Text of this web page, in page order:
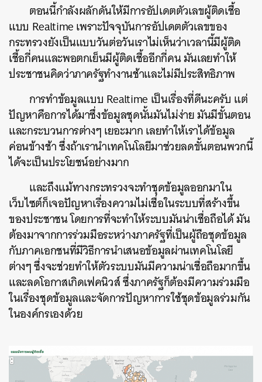
ตอนนี้กำลังผลักดันให้มีการอัปเดตตัวเลขผู้ติดเชื้อ
แบบ Realtime เพราะปัจจุบันการอัปเดตตัวเลขของ
กระทรวงยังเป็นแบบวันต่อวันเราไม่เห็นว่าเวลานี้มีผู้ติด
เชื้อกี่คนและพอตกเย็นมีผู้ติดเชื้ออีกกี่คน มันเลยทำให้
ประชาชนคิดว่าภาครัฐทำงานช้าและไม่มีประสิทธิภาพ
การทำข้อมูลแบบ Realtime เป็นเรื่องที่ดีนะครับ แต่
ปัญหาคือการได้มาซึ่งข้อมูลชุดนั้นมันไม่ง่าย มันมีขั้นตอน
และกระบวนการต่างๆ เยอะมาก เลยทำให้เราได้ข้อมูล
ค่อนข้างช้า ซึ่งถ้าเรานำเทคโนโลยีมาช่วยลดขั้นตอนพวกนี้
ได้จะเป็นประโยชน์อย่างมาก
และถึงแม้ทางกระทรวงจะทำชุดข้อมูลออกมาใน
เว็บไซต์ก็เจอปัญหาเรื่องความไม่เชื่อในระบบที่สร้างขึ้น
ของประชาชน โดยการที่จะทำให้ระบบมันน่าเชื่อถือได้ มัน
ต้องมาจากการร่วมมือระหว่างภาครัฐที่เป็นผู้ถือชุดข้อมูล
กับภาคเอกชนที่มีวิธีการนำเสนอข้อมูลผ่านเทคโนโลยี
ต่างๆ ซึ่งจะช่วยทำให้ตัวระบบมันมีความน่าเชื่อถือมากขึ้น
และลดโอกาสเกิดเฟคนิวส์ ซึ่งภาครัฐก็ต้องมีความร่วมมือ
ในเรื่องชุดข้อมูลและจัดการปัญหาการใช้ชุดข้อมูลร่วมกัน
ในองค์กรเองด้วย